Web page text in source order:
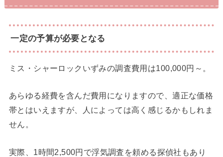
一定の予算が必要となる
ミス・シャーロックいずみの調査費用は100,000円～。
あらゆる経費を含んだ費用になりますので、適正な価格
帯とはいえますが、人によっては高く感じるかもしれま
せん。
実際、1時間2,500円で浮気調査を頼める探偵社もあり